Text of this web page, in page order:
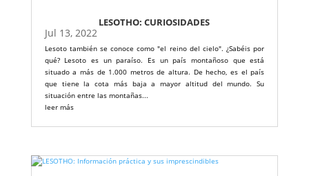
LESOTHO: CURIOSIDADES
Jul 13, 2022
Lesoto también se conoce como "el reino del cielo". ¿Sabéis por
qué? Lesoto es un paraíso. Es un país montañoso que está
situado a más de 1.000 metros de altura. De hecho, es el país
que tiene la cota más baja a mayor altitud del mundo. Su
situación entre las montañas...
leer más